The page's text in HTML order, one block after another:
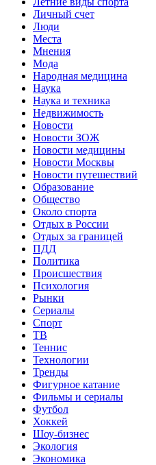
Личный счет
Люди
Места
Мнения
Мода
Народная медицина
Наука
Наука и техника
Недвижимость
Новости
Новости ЗОЖ
Новости медицины
Новости Москвы
Новости путешествий
Образование
Общество
Около спорта
Отдых в России
Отдых за границей
ПДД
Политика
Происшествия
Психология
Рынки
Сериалы
Спорт
ТВ
Теннис
Технологии
Тренды
Фигурное катание
Фильмы и сериалы
Футбол
Хоккей
Шоу-бизнес
Экология
Экономика